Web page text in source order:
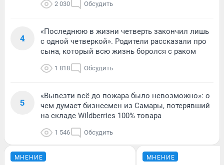
2 030 Обсудить
4
«Последнюю в жизни четверть закончил лишь
с одной четверкой». Родители рассказали про
сына, который всю жизнь боролся с раком
1 818 Обсудить
5
«Вывезти всё до пожара было невозможно»: о
чем думает бизнесмен из Самары, потерявший
на складе Wildberries 100% товара
1 546 Обсудить
МНЕНИЕ МНЕНИЕ